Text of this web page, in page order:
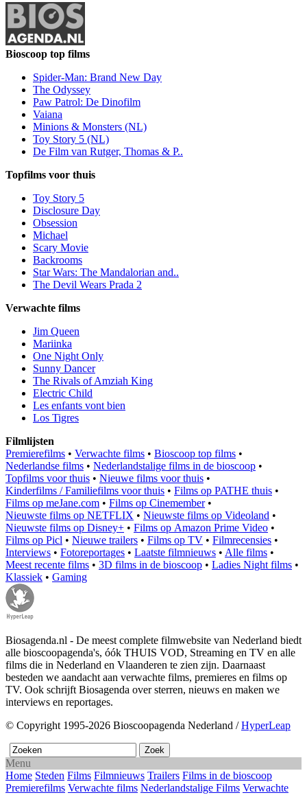
Bioscoop top films
Spider-Man: Brand New Day
The Odyssey
Paw Patrol: De Dinofilm
Vaiana
Minions & Monsters (NL)
Toy Story 5 (NL)
De Film van Rutger, Thomas & P..
Topfilms voor thuis
Toy Story 5
Disclosure Day
Obsession
Michael
Scary Movie
Backrooms
Star Wars: The Mandalorian and..
The Devil Wears Prada 2
Verwachte films
Jim Queen
Mariinka
One Night Only
Sunny Dancer
The Rivals of Amziah King
Electric Child
Les enfants vont bien
Los Tigres
Filmlijsten
Premierefilms • Verwachte films • Bioscoop top films •
Nederlandse films • Nederlandstalige films in de bioscoop •
Topfilms voor thuis • Nieuwe films voor thuis •
Kinderfilms / Familiefilms voor thuis • Films op PATHE thuis •
Films op meJane.com • Films op Cinemember•
Nieuwste films op NETFLIX • Nieuwste films op Videoland •
Nieuwste films op Disney+ • Films op Amazon Prime Video •
Films op Picl • Nieuwe trailers • Films op TV • Filmrecensies •
Interviews • Fotoreportages • Laatste filmnieuws • Alle films •
Meest recente films • 3D films in de bioscoop • Ladies Night films •
Klassiek • Gaming
Biosagenda.nl - De meest complete filmwebsite van Nederland biedt
alle bioscoopagenda's, óók THUIS VOD, Streaming en TV en alle
films die in Nederland en Vlaanderen te zien zijn. Daarnaast
besteden we aandacht aan verwachte films, premieres en films op
TV. Ook schrijft Biosagenda over sterren, nieuws en maken we
interviews en reportages.
© Copyright 1995-2026 Bioscoopagenda Nederland /HyperLeap
Menu
Home Steden Films Filmnieuws Trailers Films in de bioscoop
Premierefilms Verwachte films Nederlandstalige Films Verwachte